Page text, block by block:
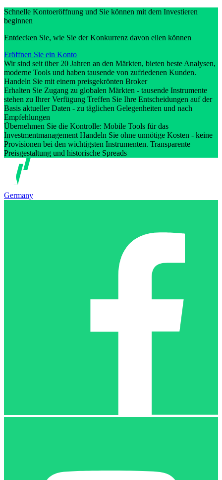
Schnelle Kontoeröffnung und Sie können mit dem Investieren
beginnen
Entdecken Sie, wie Sie der Konkurrenz davon eilen können
Eröffnen Sie ein Konto
Wir sind seit über 20 Jahren an den Märkten, bieten beste Analysen,
moderne Tools und haben tausende von zufriedenen Kunden.
Handeln Sie mit einem preisgekrönten Broker
Erhalten Sie Zugang zu globalen Märkten - tausende Instrumente
stehen zu Ihrer Verfügung Treffen Sie Ihre Entscheidungen auf der
Basis aktueller Daten - zu täglichen Gelegenheiten und nach
Empfehlungen
Übernehmen Sie die Kontrolle: Mobile Tools für das
Investmentmanagement Handeln Sie ohne unnötige Kosten - keine
Provisionen bei den wichtigsten Instrumenten. Transparente
Preisgestaltung und historische Spreads
Germany